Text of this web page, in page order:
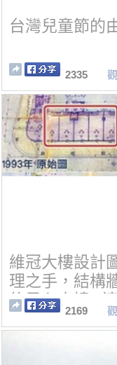
台灣兒童節的
2335
維冠大樓設計
理之手，結構
的黑心大樓...
2169